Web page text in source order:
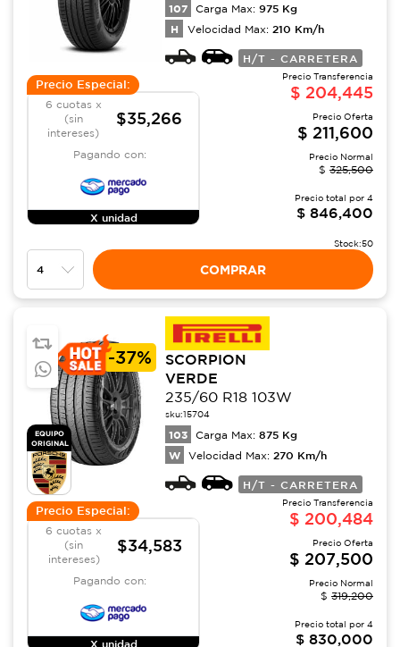
107 Carga Max: 975 Kg
H Velocidad Max: 210 Km/h
H/T - CARRETERA
Precio Especial:
6 cuotas x
(sin
intereses)
$35,266
Pagando con:
X unidad
Precio Transferencia
$ 204,445
Precio Oferta
$ 211,600
Precio Normal
$ 325,500
Precio total por 4
$ 846,400
Stock:50
COMPRAR
EQUIPO
ORIGINAL
-37%
SCORPION
VERDE
235/60 R18 103W
sku:15704
103 Carga Max: 875 Kg
W Velocidad Max: 270 Km/h
H/T - CARRETERA
Precio Especial:
6 cuotas x
(sin
intereses)
$34,583
Pagando con:
X unidad
Precio Transferencia
$ 200,484
Precio Oferta
$ 207,500
Precio Normal
$ 319,200
Precio total por 4
$ 830,000